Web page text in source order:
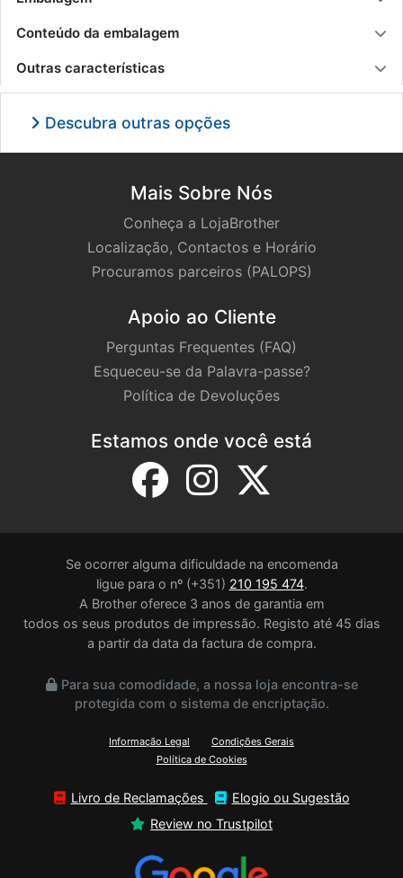
Conteúdo da embalagem
Outras características
Descubra outras opções
Mais Sobre Nós
Conheça a LojaBrother
Localização, Contactos e Horário
Procuramos parceiros (PALOPS)
Apoio ao Cliente
Perguntas Frequentes (FAQ)
Esqueceu-se da Palavra-passe?
Política de Devoluções
Estamos onde você está
Se ocorrer alguma dificuldade na encomenda
ligue para o nº (+351) 210 195 474.
A Brother oferece 3 anos de garantia em
todos os seus produtos de impressão. Registo até 45 dias
a partir da data da factura de compra.
Para sua comodidade, a nossa loja encontra-se
protegida com o sistema de encriptação.
Informação Legal
Condições Gerais
Política de Cookies
Livro de Reclamações
Elogio ou Sugestão
Review no Trustpilot